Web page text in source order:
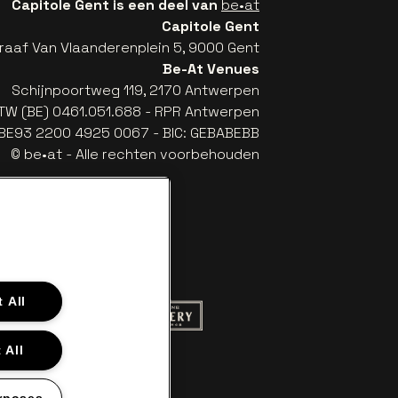
Capitole Gent is een deel van be•at
Capitole Gent
Van Vlaanderenplein 5, 9000 Gent
Be-At Venues
Schijnpoortweg 119, 2170 Antwerpen
(BE) 0461.051.688 - RPR Antwerpen
2200 4925 0067 - BIC: GEBABEBB
© be•at - Alle rechten voorbehouden
van Red Bull
de website van Het logo van Aperol
in off-white
van Croky
de website van Nieuwsblad
All
All